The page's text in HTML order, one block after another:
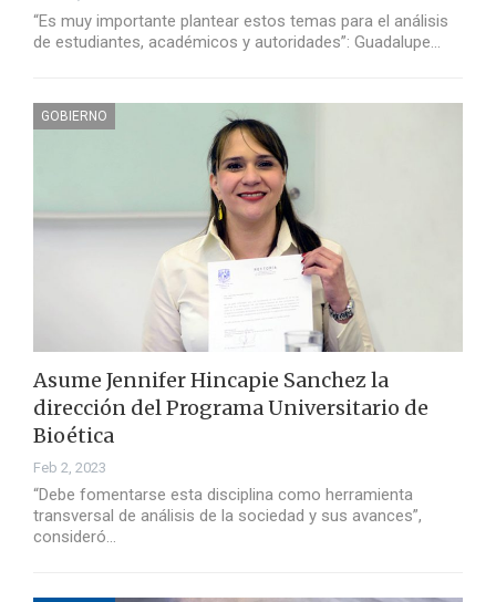
“Es muy importante plantear estos temas para el análisis
de estudiantes, académicos y autoridades”: Guadalupe…
GOBIERNO
Asume Jennifer Hincapie Sanchez la
dirección del Programa Universitario de
Bioética
Feb 2, 2023
“Debe fomentarse esta disciplina como herramienta
transversal de análisis de la sociedad y sus avances”,
consideró…